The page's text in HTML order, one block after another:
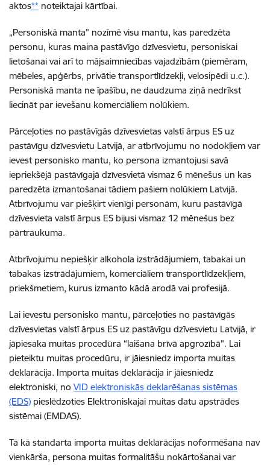
aktos** noteiktajai kārtībai.
„Personiskā manta” nozīmē visu mantu, kas paredzēta
personu, kuras maina pastāvīgo dzīvesvietu, personiskai
lietošanai vai arī to mājsaimniecības vajadzībām (piemēram,
mēbeles, apģērbs, privātie transportlīdzekļi, velosipēdi u.c.).
Personiskā manta ne īpašību, ne daudzuma ziņā nedrīkst
liecināt par ievešanu komerciāliem nolūkiem.
Pārceļoties no pastāvīgās dzīvesvietas valstī ārpus ES uz
pastāvīgu dzīvesvietu Latvijā, ar atbrīvojumu no nodokļiem var
ievest personisko mantu, ko persona izmantojusi savā
iepriekšējā pastāvīgajā dzīvesvietā vismaz 6 mēnešus un kas
paredzēta izmantošanai tādiem pašiem nolūkiem Latvijā.
Atbrīvojumu var piešķirt vienīgi personām, kuru pastāvīgā
dzīvesvieta valstī ārpus ES bijusi vismaz 12 mēnešus bez
pārtraukuma.
Atbrīvojumu nepiešķir alkohola izstrādājumiem, tabakai un
tabakas izstrādājumiem, komerciāliem transportlīdzekļiem,
priekšmetiem, kurus izmanto kādā arodā vai profesijā.
Lai ievestu personisko mantu, pārceļoties no pastāvīgās
dzīvesvietas valstī ārpus ES uz pastāvīgu dzīvesvietu Latvijā, ir
jāpiesaka muitas procedūra “laišana brīvā apgrozībā”. Lai
pieteiktu muitas procedūru, ir jāiesniedz importa muitas
deklarācija. Importa muitas deklarācija ir jāiesniedz
elektroniski, no VID elektroniskās deklarēšanas sistēmas
(EDS) pieslēdzoties Elektroniskajai muitas datu apstrādes
sistēmai (EMDAS).
Tā kā standarta importa muitas deklarācijas noformēšana nav
vienkārša, persona muitas formalitāšu nokārtošanai var